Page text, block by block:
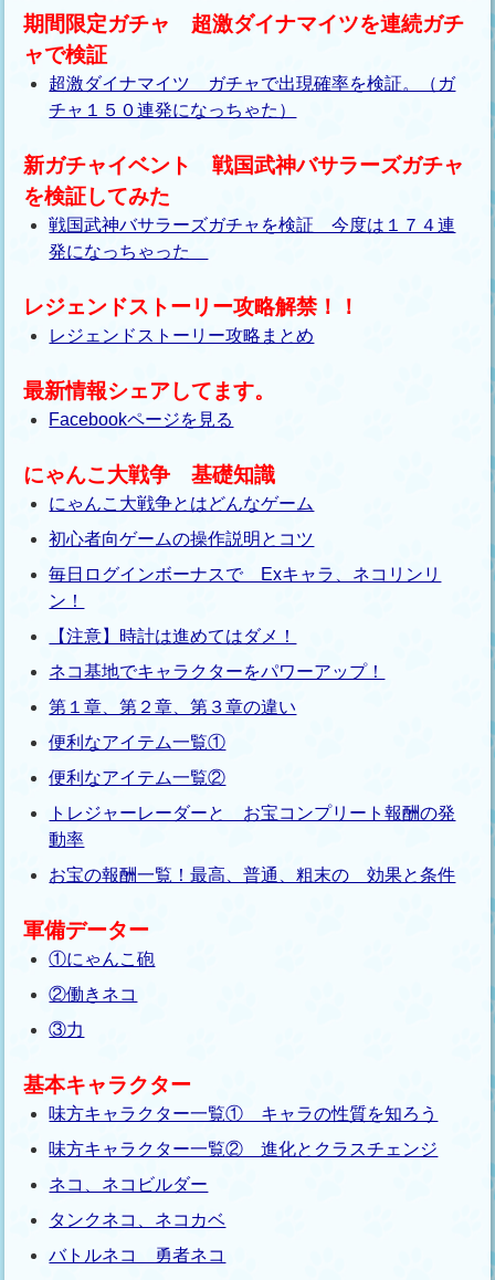
期間限定ガチャ 超激ダイナマイツを連続ガチ
ャで検証
超激ダイナマイツ ガチャで出現確率を検証。（ガ
チャ１５０連発になっちゃた）
新ガチャイベント 戦国武神バサラーズガチャ
を検証してみた
戦国武神バサラーズガチャを検証 今度は１７４連
発になっちゃった
レジェンドストーリー攻略解禁！！
レジェンドストーリー攻略まとめ
最新情報シェアしてます。
Facebookページを見る
にゃんこ大戦争 基礎知識
にゃんこ大戦争とはどんなゲーム
初心者向ゲームの操作説明とコツ
毎日ログインボーナスで Exキャラ、ネコリンリ
ン！
【注意】時計は進めてはダメ！
ネコ基地でキャラクターをパワーアップ！
第１章、第２章、第３章の違い
便利なアイテム一覧①
便利なアイテム一覧②
トレジャーレーダーと お宝コンプリート報酬の発
動率
お宝の報酬一覧！最高、普通、粗末の 効果と条件
軍備データー
①にゃんこ砲
②働きネコ
③力
基本キャラクター
味方キャラクター一覧① キャラの性質を知ろう
味方キャラクター一覧② 進化とクラスチェンジ
ネコ、ネコビルダー
タンクネコ、ネコカベ
バトルネコ 勇者ネコ